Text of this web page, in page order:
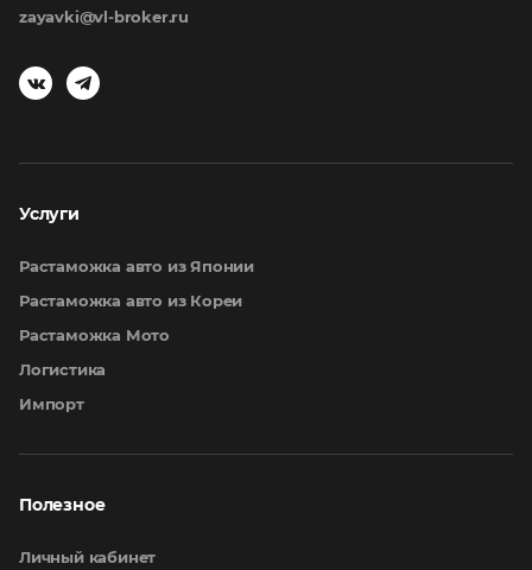
Услуги
Растаможка авто из Японии
Растаможка авто из Кореи
Растаможка Мото
Логистика
Импорт
Полезное
Личный кабинет
zayavki@vl-broker.ru